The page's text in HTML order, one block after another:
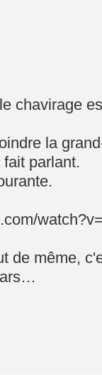
chavirage
la
parlant.
de même,